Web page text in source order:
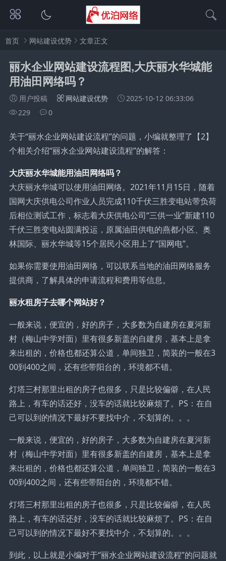
首页 网站建设优势 文章正文
丽水企业网站建设流程图,大庆丽水华城能
用油田网络吗？
用户投稿 网站建设优势
2025-10-12 06:33:06
229
0
关于“丽水企业网站建设流程”的问题，小编就整理了【2】
个相关介绍“丽水企业网站建设流程”的解答：
大庆丽水华城能用油田网络吗？
大庆丽水华城可以使用油田网络。2021年11月15日，随着
国网大庆供电公司作业人员完成110千伏三胜变电站带负荷
后相位测试工作，标志着大庆供电公司“三供一业”新建110
千伏三胜变电站圆满投运，原属油田供电的燕都小区、奥
林国际、丽水华城等15个居民小区用上了“国网电”。
如果你需要使用油田网络，可以联系当地的油田网络服务
提供商，了解具体的申请流程和费用等信息。
丽水租房子去哪个网站好？
一般来说，便宜的，好的房子，大多数为自建房在夏河新
村（梅山中学对面）里有很多新盖的自建房，基本上是拿
来出租的，价格也都还算公道，单间独卫，简装的一般在3
00到400之间，还有些带阳台的，环境都不错。
灯塔三村那里出租的房子也很多，只是比较偏僻，在人民
路上，有车的话还好，没车的话就比较麻烦了。PS：在自
己可以到的情况下最好不要找中介，不划算的。。。
一般来说，便宜的，好的房子，大多数为自建房在夏河新
村（梅山中学对面）里有很多新盖的自建房，基本上是拿
来出租的，价格也都还算公道，单间独卫，简装的一般在3
00到400之间，还有些带阳台的，环境都不错。
灯塔三村那里出租的房子也很多，只是比较偏僻，在人民
路上，有车的话还好，没车的话就比较麻烦了。PS：在自
己可以到的情况下最好不要找中介，不划算的。。。
到此，以上就是小编对于“丽水企业网站建设流程”的问题就